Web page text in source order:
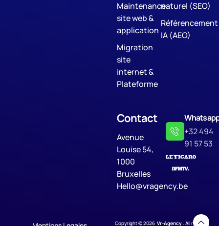
Maintenance
site web &
application
Migration
site
internet &
Plateforme
naturel (SEO)
Référencement
IA (AEO)
Contact
Avenue
Louise 54,
1000
Bruxelles
Hello@vragency.be
+32 494
91 57 53
Copyright © 2026 Vr-Agency. All rights